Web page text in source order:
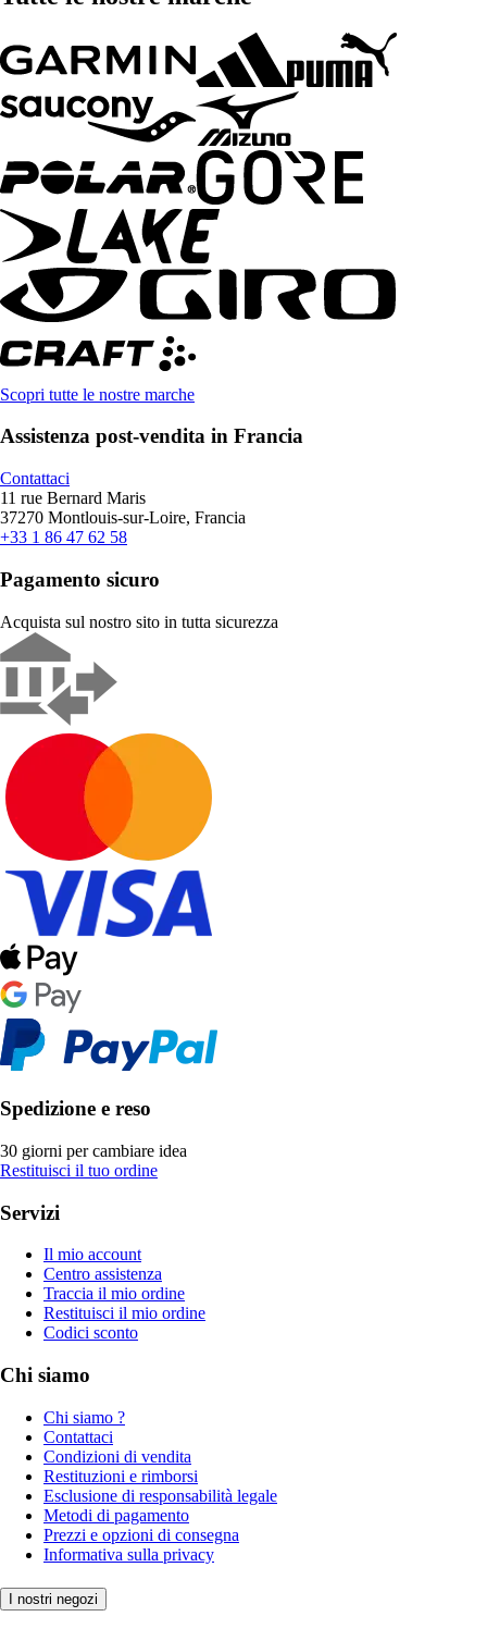
Scopri tutte le nostre marche
Assistenza post-vendita in Francia
Contattaci
11 rue Bernard Maris
37270 Montlouis-sur-Loire, Francia
+33 1 86 47 62 58
Pagamento sicuro
Acquista sul nostro sito in tutta sicurezza
Spedizione e reso
30 giorni per cambiare idea
Restituisci il tuo ordine
Servizi
Il mio account
Centro assistenza
Traccia il mio ordine
Restituisci il mio ordine
Codici sconto
Chi siamo
Chi siamo ?
Contattaci
Condizioni di vendita
Restituzioni e rimborsi
Esclusione di responsabilità legale
Metodi di pagamento
Prezzi e opzioni di consegna
Informativa sulla privacy
I nostri negozi